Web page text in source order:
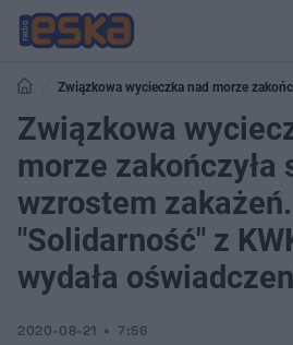
Związkowa wycieczka nad morze
"Solidarność" z KWK Halemba wydała
Związkowa
morze zakończyła
wzrostem zakażeń.
"Solidarność" z
wydała
2020-08-21 7:56